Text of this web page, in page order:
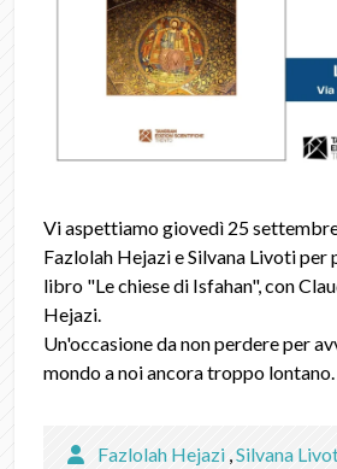
Vi aspettiamo giovedì 25
Fazlolah Hejazi e Silvana Livoti per
libro "Le chiese di Isfahan", con
Hejazi.
Un'occasione da non perdere per
mondo a noi ancora troppo lontano.
Fazlolah Hejazi Silvana